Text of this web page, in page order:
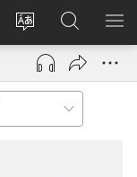
Direccionpi
akllay
Sutiykiwan
jaykuy
(abre
nueva
JW.ORG
nisqapi
maskhay